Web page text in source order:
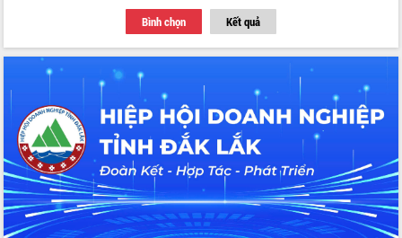
Thứ trưởng Bộ Y tế làm việc với tỉnh
Đắk Lắk về phát triển nhân lực y tế
cho trạm y tế cấp xã
Du lịch Đắk Lắk nâng tầm trải nghiệm
du khách thông qua Hệ thống cơ sở dữ
liệu và Bản đồ số
Tập huấn ứng dụng trí tuệ nhân tạo (AI)
trong thương mại điện tử năm 2026
Đoàn đại biểu Quốc hội tỉnh Đắk Lắk
trao đổi thông tin trước Kỳ họp thứ
nhất, Quốc hội khóa XVI
Quyết liệt cải cách hành chính, khơi
Bình chọn Kết quả